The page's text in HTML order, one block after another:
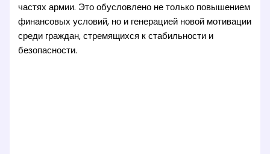
частях армии. Это обусловлено не только повышением
финансовых условий, но и генерацией новой мотивации
среди граждан, стремящихся к стабильности и
безопасности.